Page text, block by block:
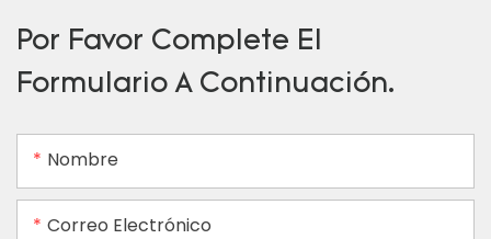
Por Favor Complete El
Formulario A Continuación.
Nombre
Correo Electrónico